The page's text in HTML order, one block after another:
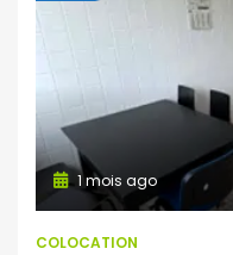
1 mois ago
COLOCATION